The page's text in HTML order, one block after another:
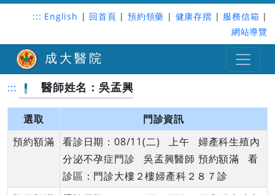
::: English | 回首頁 | 預約領藥 | 健康存摺 | 服務信箱 |
網站導覽
成大醫院
::: 醫師姓名：吳孟興
選取
門診資訊
預約額滿
看診日期：08/11(二) 上午 婦產科生殖內
分泌不孕症門診 吳孟興醫師 預約額滿 看
診區：門診大樓２樓婦產科２８７診